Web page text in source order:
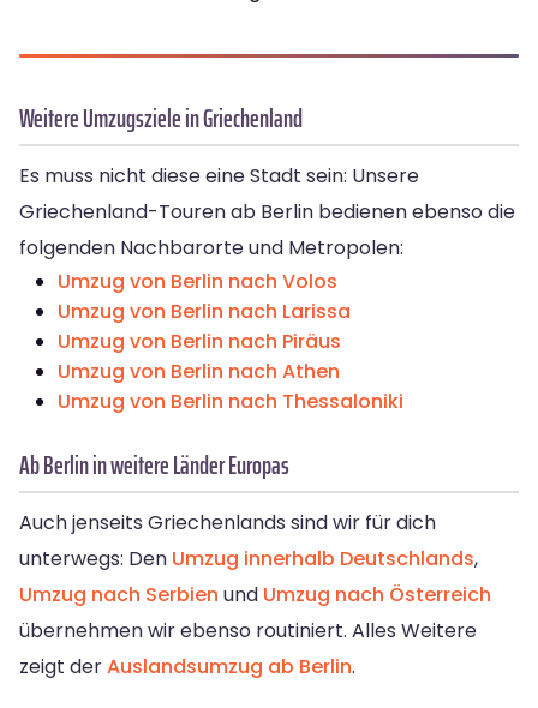
Weitere Umzugsziele in Griechenland
Es muss nicht diese eine Stadt sein: Unsere
Griechenland-Touren ab Berlin bedienen ebenso die
folgenden Nachbarorte und Metropolen:
Umzug von Berlin nach Volos
Umzug von Berlin nach Larissa
Umzug von Berlin nach Piräus
Umzug von Berlin nach Athen
Umzug von Berlin nach Thessaloniki
Ab Berlin in weitere Länder Europas
Auch jenseits Griechenlands sind wir für dich
unterwegs: Den Umzug innerhalb Deutschlands,
Umzug nach Serbien und Umzug nach Österreich
übernehmen wir ebenso routiniert. Alles Weitere
zeigt derAuslandsumzug ab Berlin.